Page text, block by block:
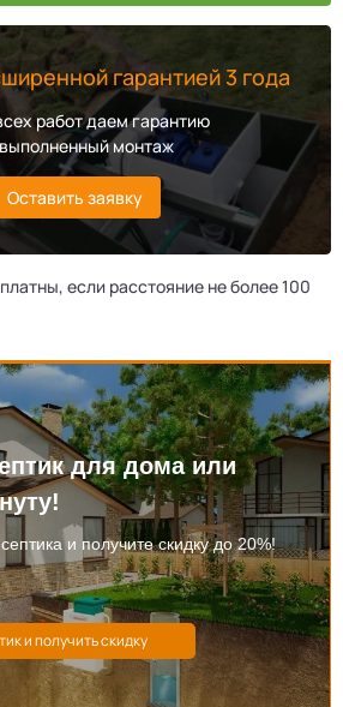
гарантией 3 года
работ даем гарантию
монтаж
Оставить заявку
если расстояние не более 100
для дома или
и получите скидку до 20%!